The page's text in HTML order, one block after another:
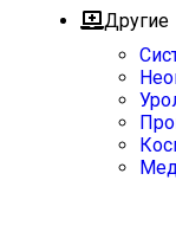
Другие